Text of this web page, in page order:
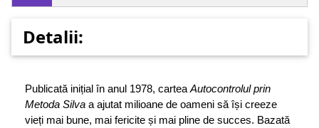
Detalii:
Publicată inițial în anul 1978, cartea Autocontrolul prin
Metoda Silva a ajutat milioane de oameni să își creeze
vieți mai bune, mai fericite și mai pline de succes. Bazată